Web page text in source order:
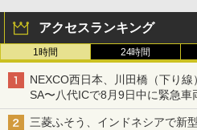
アクセスランキング
1時間 24時間
NEXCO西日本、川田橋（下り
SA〜八代ICで8月9日中に緊急車
三菱ふそう、インドネシアで新